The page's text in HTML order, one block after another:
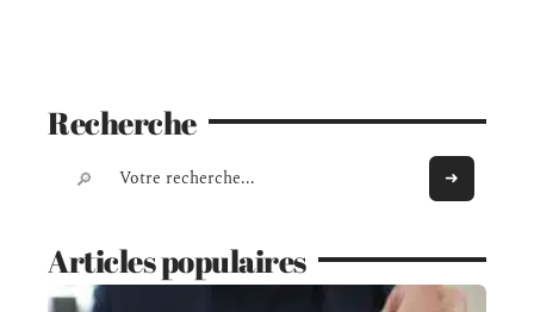
Recherche
Articles populaires